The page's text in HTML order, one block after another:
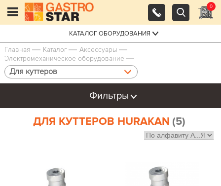
0
КАТАЛОГ ОБОРУДОВАНИЯ
Главная Каталог
Аксессуары
Электромеханическое оборудование
Для куттеров
Фильтры
ДЛЯ КУТТЕРОВ HURAKAN (5)